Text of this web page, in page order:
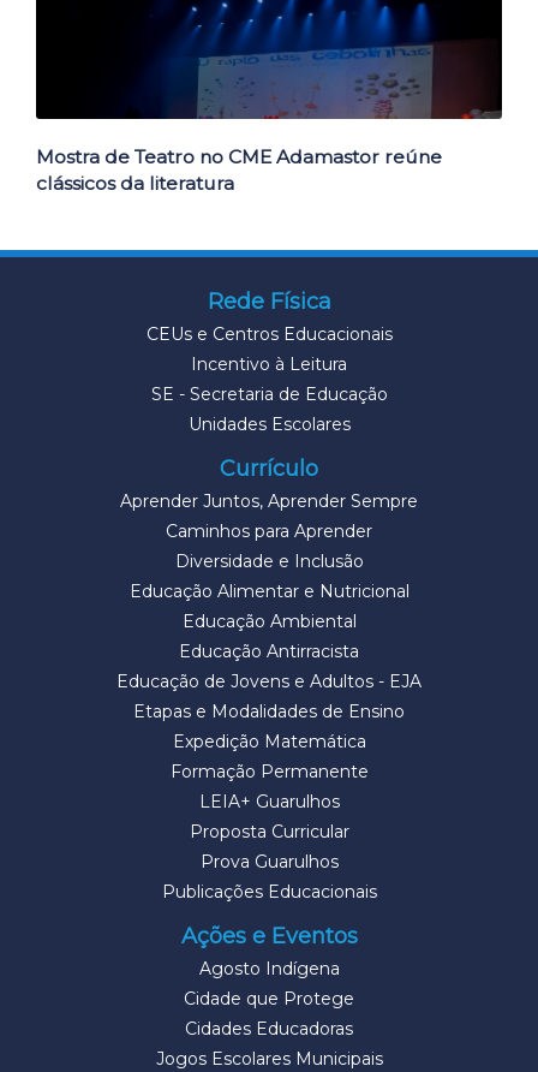
Mostra de Teatro no CME Adamastor reúne
clássicos da literatura
Rede Física
CEUs e Centros Educacionais
Incentivo à Leitura
SE - Secretaria de Educação
Unidades Escolares
Currículo
Aprender Juntos, Aprender Sempre
Caminhos para Aprender
Diversidade e Inclusão
Educação Alimentar e Nutricional
Educação Ambiental
Educação Antirracista
Educação de Jovens e Adultos - EJA
Etapas e Modalidades de Ensino
Expedição Matemática
Formação Permanente
LEIA+ Guarulhos
Proposta Curricular
Prova Guarulhos
Publicações Educacionais
Ações e Eventos
Agosto Indígena
Cidade que Protege
Cidades Educadoras
Jogos Escolares Municipais